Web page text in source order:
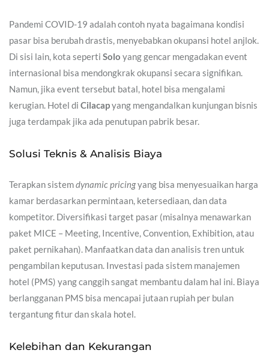
Pandemi COVID-19 adalah contoh nyata bagaimana kondisi
pasar bisa berubah drastis, menyebabkan okupansi hotel anjlok.
Di sisi lain, kota seperti Solo yang gencar mengadakan event
internasional bisa mendongkrak okupansi secara signifikan.
Namun, jika event tersebut batal, hotel bisa mengalami
kerugian. Hotel di Cilacapyang mengandalkan kunjungan bisnis
juga terdampak jika ada penutupan pabrik besar.
Solusi Teknis & Analisis Biaya
Terapkan sistemdynamic pricingyang bisa menyesuaikan harga
kamar berdasarkan permintaan, ketersediaan, dan data
kompetitor. Diversifikasi target pasar (misalnya menawarkan
paket MICE – Meeting, Incentive, Convention, Exhibition, atau
paket pernikahan). Manfaatkan data dan analisis tren untuk
pengambilan keputusan. Investasi pada sistem manajemen
hotel (PMS) yang canggih sangat membantu dalam hal ini. Biaya
berlangganan PMS bisa mencapai jutaan rupiah per bulan
tergantung fitur dan skala hotel.
Kelebihan dan Kekurangan